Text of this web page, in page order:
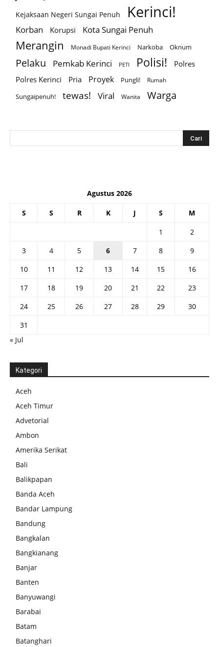
Kejaksaan Negeri Sungai Penuh Kerinci!
Korban Korupsi Kota Sungai Penuh
Merangin Monadi Bupati Kerinci Narkoba Oknum
Pelaku Pemkab Kerinci PETI Polisi!
Polres
Polres Kerinci
Pria Proyek Pungli! Rumah
Sungaipenuh! tewas! Viral Wanita Warga
Agustus 2026
S S R K J S M
1
2
3
4 5 6 7 8
9
10
11 12 13 14 15
16
17
18 19 20 21 22
23
24
25 26 27 28 29
30
31
« Jul
Kategori
Aceh
Aceh Timur
Advetorial
Ambon
Amerika Serikat
Bali
Balikpapan
Banda Aceh
Bandar Lampung
Bandung
Bangkalan
Bangkianang
Banjar
Banten
Banyuwangi
Barabai
Batam
Batanghari